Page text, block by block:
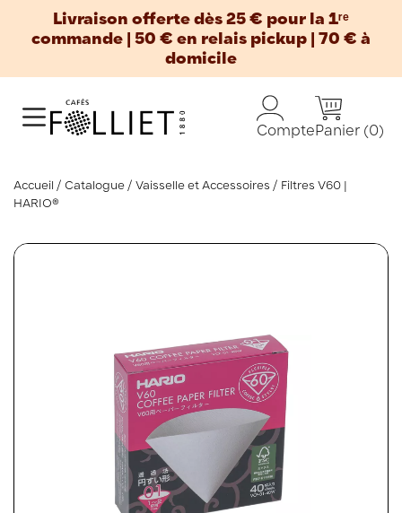
Livraison offerte dès 25 € pour la 1ʳᵉ
commande | 50 € en relais pickup | 70 € à
domicile
ComptePanier (0)
Accueil Catalogue Vaisselle et Accessoires
Filtres V60 |
HARIO®